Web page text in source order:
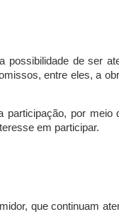
de ser
entre eles, a
por meio
em participar.
que continuam